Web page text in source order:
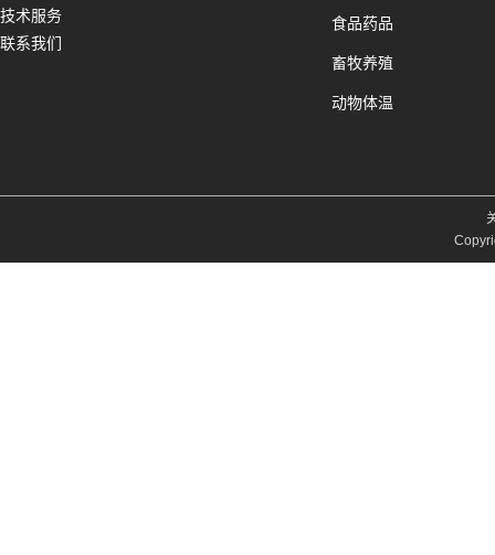
技术服务
联系我们
食品药品
畜牧养殖
动物体温